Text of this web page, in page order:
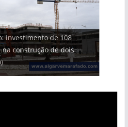
investimento de 108
construção de dois